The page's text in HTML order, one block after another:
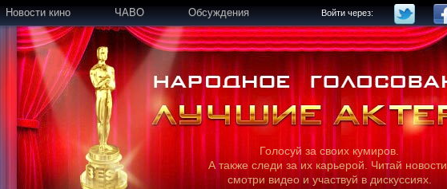
Новости кино ЧАВО Обсуждения Войти через:
Голосуй за своих кумиров.
А также следи за их карьерой. Читай новости,
смотри видео и участвуй в дискуссиях.